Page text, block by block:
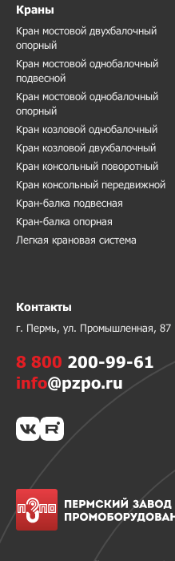
Краны
Кран мостовой двухбалочный
опорный
Кран мостовой однобалочный
подвесной
Кран мостовой однобалочный
опорный
Кран козловой однобалочный
Кран козловой двухбалочный
Кран консольный поворотный
Кран консольный передвижной
Кран-балка подвесная
Кран-балка опорная
Легкая крановая система
Контакты
г. Пермь, ул. Промышленная, 87
8 800 200-99-61
info@pzpo.ru